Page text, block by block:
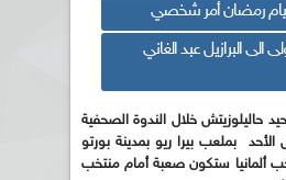
رمضان أمر شخصي
الى البرازيل عبد الغاني
حاليلوزيتش خلال الندوة الصحفية
بملعب بيرا ريو بمدينة بورتو
ألمانيا ستكون صعبة أمام منتخب